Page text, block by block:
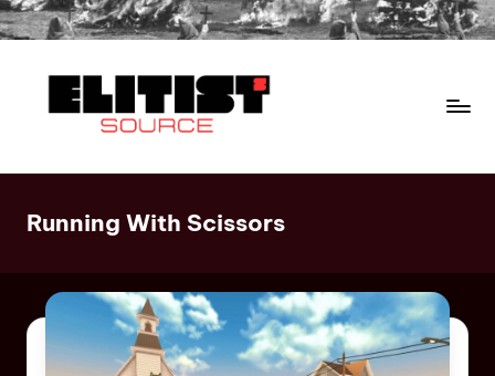
Running With Scissors